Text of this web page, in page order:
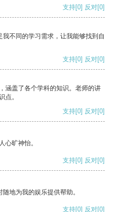
支持[0] 反对[0]
不同的学习需求，让我能够找到自
支持[0] 反对[0]
涵盖了各个学科的知识。老师的讲
点。
支持[0] 反对[0]
心旷神怡。
支持[0] 反对[0]
地为我的娱乐提供帮助。
支持[0] 反对[0]